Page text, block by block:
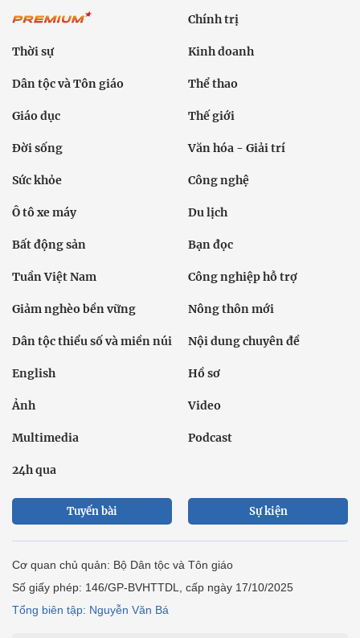
Chính trị
Thời sự Kinh doanh
Dân tộc và Tôn giáo Thể thao
Giáo dục Thế giới
Đời sống Văn hóa - Giải trí
Sức khỏe Công nghệ
Ô tô xe máy Du lịch
Bất động sản Bạn đọc
Tuần Việt Nam Công nghiệp hỗ trợ
Giảm nghèo bền vững Nông thôn mới
Dân tộc thiểu số và miền núi Nội dung chuyên đề
English Hồ sơ
Ảnh Video
Multimedia Podcast
24h qua
Tuyến bài Sự kiện
Cơ quan chủ quản: Bộ Dân tộc và Tôn giáo
Số giấy phép: 146/GP-BVHTTDL, cấp ngày 17/10/2025
Tổng biên tập: Nguyễn Văn Bá